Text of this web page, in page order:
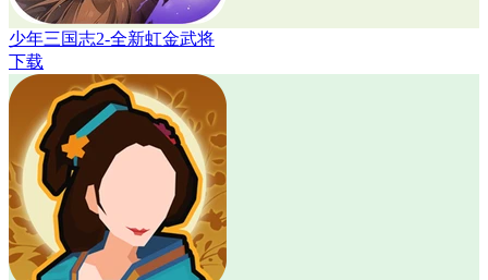
少年三国志2-全新虹金武将
下载